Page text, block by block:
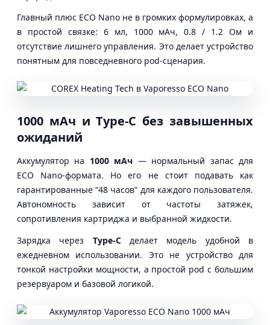
Главный плюс ECO Nano не в громких формулировках, а
в простой связке: 6 мл, 1000 мАч, 0.8 / 1.2 Ом и
отсутствие лишнего управления. Это делает устройство
понятным для повседневного pod-сценария.
1000 мАч и Type-C без завышенных
ожиданий
Аккумулятор на 1000 мАч — нормальный запас для
ECO Nano-формата. Но его не стоит подавать как
гарантированные “48 часов” для каждого пользователя.
Автономность зависит от частоты затяжек,
сопротивления картриджа и выбранной жидкости.
Зарядка через Type-Cделает модель удобной в
ежедневном использовании. Это не устройство для
тонкой настройки мощности, а простой pod с большим
резервуаром и базовой логикой.